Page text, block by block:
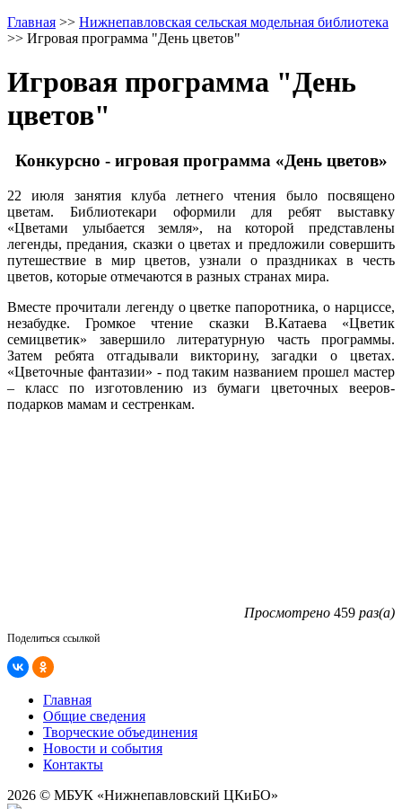
Главная >> Нижнепавловская сельская модельная библиотека
>> Игровая программа "День цветов"
Игровая программа "День
цветов"
Конкурсно - игровая программа «День цветов»
22 июля занятия клуба летнего чтения было посвящено
цветам. Библиотекари оформили для ребят выставку
«Цветами улыбается земля», на которой представлены
легенды, предания, сказки о цветах и предложили совершить
путешествие в мир цветов, узнали о праздниках в честь
цветов, которые отмечаются в разных странах мира.
Вместе прочитали легенду о цветке папоротника, о нарциссе,
незабудке. Громкое чтение сказки В.Катаева «Цветик
семицветик» завершило литературную часть программы.
Затем ребята отгадывали викторину, загадки о цветах.
«Цветочные фантазии» - под таким названием прошел мастер
– класс по изготовлению из бумаги цветочных вееров-
подарков мамам и сестренкам.
Просмотрено 459 раз(а)
Поделиться ссылкой
Главная
Общие сведения
Творческие объединения
Новости и события
Контакты
2026 © МБУК «Нижнепавловский ЦКиБО»